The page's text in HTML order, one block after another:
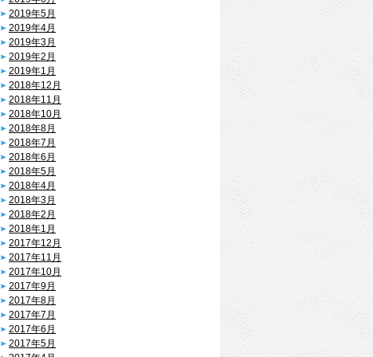
2019年5月
2019年4月
2019年3月
2019年2月
2019年1月
2018年12月
2018年11月
2018年10月
2018年8月
2018年7月
2018年6月
2018年5月
2018年4月
2018年3月
2018年2月
2018年1月
2017年12月
2017年11月
2017年10月
2017年9月
2017年8月
2017年7月
2017年6月
2017年5月